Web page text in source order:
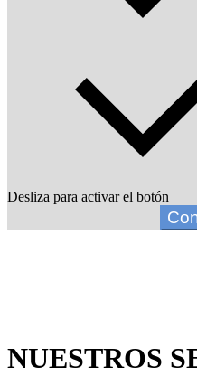
Desliza para activar el botón
NUESTROS